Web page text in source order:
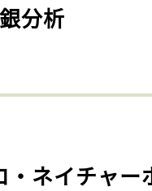
分析
・ネイチャー